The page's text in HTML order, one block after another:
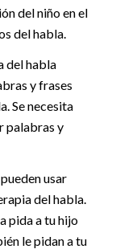
del niño en el
del habla.
del habla
y frases
Se necesita
palabras y
usar
del habla.
pida a tu hijo
le pidan a tu